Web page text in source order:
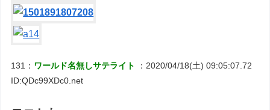
131： ワールド名無しサテライト
：2020/04/18(土) 09:05:07.72
ID:QDc99XDc0.net